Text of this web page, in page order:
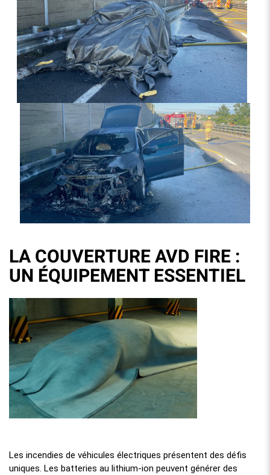
LA COUVERTURE AVD FIRE :
UN ÉQUIPEMENT ESSENTIEL
Les incendies de véhicules électriques présentent des défis
uniques. Les batteries au lithium-ion peuvent générer des